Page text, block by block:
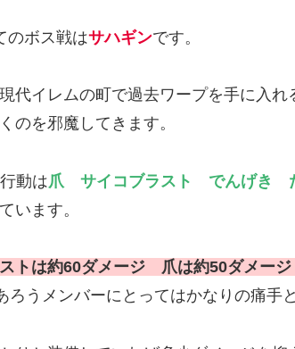
のボス戦はサハギンです。
代イレムの町で過去ワープを手に入
のを邪魔してきます。
動は爪 サイコブラスト でんげき
います。
トは約60ダメージ 爪は約50ダメー
ろうメンバーにとってはかなりの痛手